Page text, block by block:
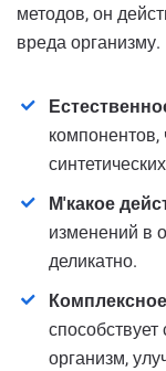
методов, он
вреда организму.
компонентов,
М'какое
изменений в
деликатно.
организм,